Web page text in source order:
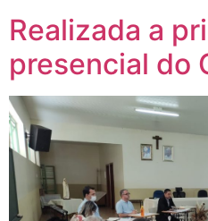
Realizada a
presencial do